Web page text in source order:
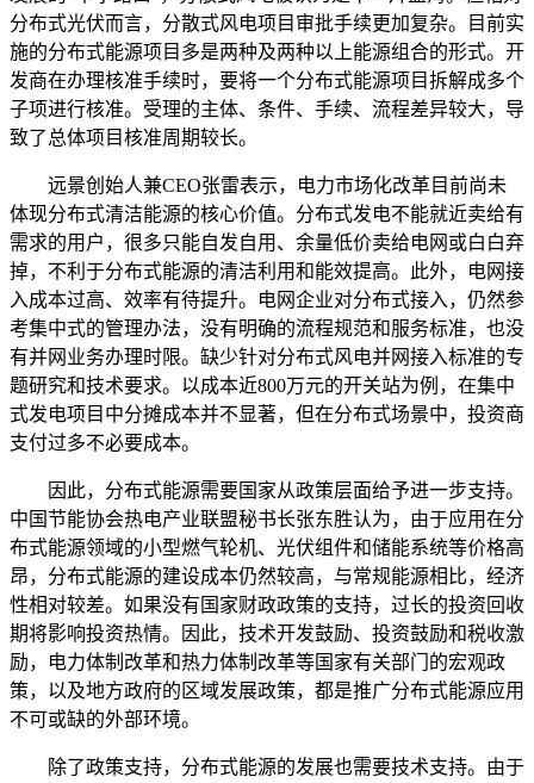
分布式光伏而言，分散式风电项目审批手续更加复杂。目前实
施的分布式能源项目多是两种及两种以上能源组合的形式。开
发商在办理核准手续时，要将一个分布式能源项目拆解成多个
子项进行核准。受理的主体、条件、手续、流程差异较大，导
致了总体项目核准周期较长。
远景创始人兼CEO张雷表示，电力市场化改革目前尚未
体现分布式清洁能源的核心价值。分布式发电不能就近卖给有
需求的用户，很多只能自发自用、余量低价卖给电网或白白弃
掉，不利于分布式能源的清洁利用和能效提高。此外，电网接
入成本过高、效率有待提升。电网企业对分布式接入，仍然参
考集中式的管理办法，没有明确的流程规范和服务标准，也没
有并网业务办理时限。缺少针对分布式风电并网接入标准的专
题研究和技术要求。以成本近800万元的开关站为例，在集中
式发电项目中分摊成本并不显著，但在分布式场景中，投资商
支付过多不必要成本。
因此，分布式能源需要国家从政策层面给予进一步支持。
中国节能协会热电产业联盟秘书长张东胜认为，由于应用在分
布式能源领域的小型燃气轮机、光伏组件和储能系统等价格高
昂，分布式能源的建设成本仍然较高，与常规能源相比，经济
性相对较差。如果没有国家财政政策的支持，过长的投资回收
期将影响投资热情。因此，技术开发鼓励、投资鼓励和税收激
励，电力体制改革和热力体制改革等国家有关部门的宏观政
策，以及地方政府的区域发展政策，都是推广分布式能源应用
不可或缺的外部环境。
除了政策支持，分布式能源的发展也需要技术支持。由于